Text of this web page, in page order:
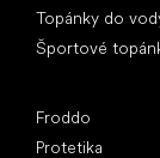
Topánky do
Športové
Froddo
Protetika